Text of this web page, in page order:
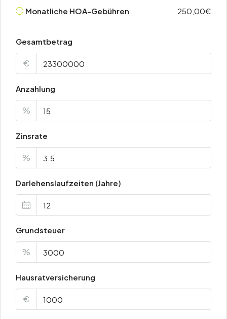
Monatliche HOA-Gebühren
250,00€
Gesamtbetrag
€
Anzahlung
%
Zinsrate
%
Darlehenslaufzeiten (Jahre)
Grundsteuer
%
Hausratversicherung
€